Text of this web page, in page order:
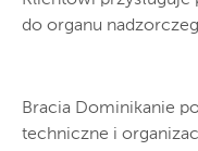
do organu
Bracia Dominikanie
techniczne i